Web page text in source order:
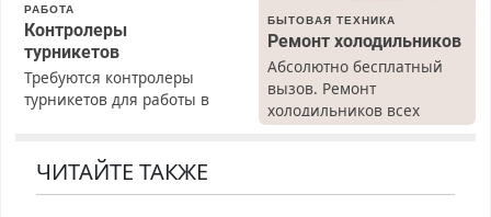
РАБОТА
Контролеры
турникетов
Требуются контролеры
турникетов для работы в
Прием по ТК РФ. График
БЫТОВАЯ ТЕХНИКА
Ремонт холодильников
Абсолютно бесплатный
вызов. Ремонт
холодильников всех
Пенсионерам – скидки до
ЧИТАЙТЕ ТАКЖЕ